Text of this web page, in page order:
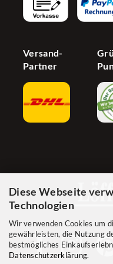
Diese Webseite
Technologien
Wir verwenden Cookies um
gewährleisten, die Nutzung
bestmögliches
Datenschutzerklärung.
Versand-
Partner